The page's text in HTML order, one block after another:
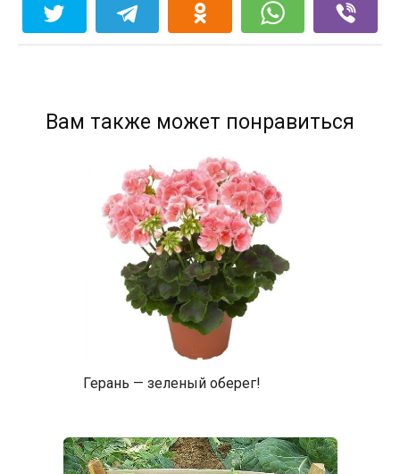
Вам также может понравиться
Герань — зеленый оберег!